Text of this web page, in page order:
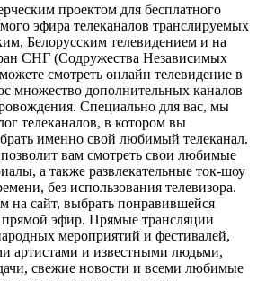
проектом для бесплатного
эфира телеканалов транслируемых
Белорусским телевидением и на
СНГ (Содружества Независимых
смотреть онлайн телевидение в
множество дополнительных каналов
Специально для вас, мы
телеканалов, в котором вы
именно свой любимый телеканал.
вам смотреть свои любимые
а также развлекательные ток-шоу
без использования телевизора.
на сайт, выбрать понравившейся
прямой эфир. Прямые трансляции
мероприятий и фестивалей,
артистами и известными людьми,
свежие новости и всеми любимые